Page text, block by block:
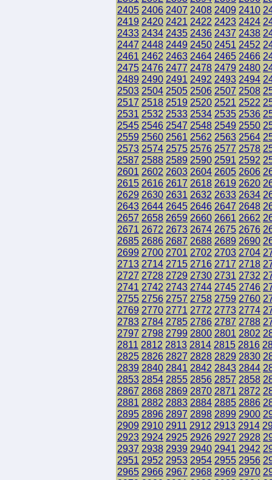
2405 2406 2407 2408 2409 2410
2419 2420 2421 2422 2423 2424
2433 2434 2435 2436 2437 2438
2447 2448 2449 2450 2451 2452
2461 2462 2463 2464 2465 2466
2475 2476 2477 2478 2479 2480
2489 2490 2491 2492 2493 2494
2503 2504 2505 2506 2507 2508
2517 2518 2519 2520 2521 2522
2531 2532 2533 2534 2535 2536
2545 2546 2547 2548 2549 2550
2559 2560 2561 2562 2563 2564
2573 2574 2575 2576 2577 2578
2587 2588 2589 2590 2591 2592
2601 2602 2603 2604 2605 2606
2615 2616 2617 2618 2619 2620
2629 2630 2631 2632 2633 2634
2643 2644 2645 2646 2647 2648
2657 2658 2659 2660 2661 2662
2671 2672 2673 2674 2675 2676
2685 2686 2687 2688 2689 2690
2699 2700 2701 2702 2703 2704
2713 2714 2715 2716 2717 2718
2727 2728 2729 2730 2731 2732
2741 2742 2743 2744 2745 2746
2755 2756 2757 2758 2759 2760
2769 2770 2771 2772 2773 2774
2783 2784 2785 2786 2787 2788
2797 2798 2799 2800 2801 2802
2811 2812 2813 2814 2815 2816
2825 2826 2827 2828 2829 2830
2839 2840 2841 2842 2843 2844
2853 2854 2855 2856 2857 2858
2867 2868 2869 2870 2871 2872
2881 2882 2883 2884 2885 2886
2895 2896 2897 2898 2899 2900
2909 2910 2911 2912 2913 2914
2923 2924 2925 2926 2927 2928
2937 2938 2939 2940 2941 2942
2951 2952 2953 2954 2955 2956
2965 2966 2967 2968 2969 2970